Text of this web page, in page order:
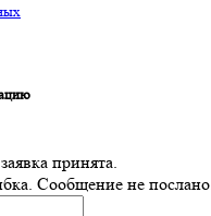
принята.
Сообщение не послано.